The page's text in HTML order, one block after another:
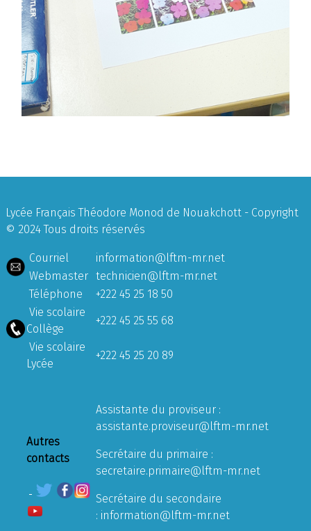
Lycée Français Théodore Monod de Nouakchott - Copyright
© 2024 Tous droits réservés
Courriel
information@lftm-mr.net
Webmaster technicien@lftm-mr.net
Téléphone
+222 45 25 18 50
Vie scolaire
Collège
+222 45 25 55 68
Vie scolaire
Lycée
+222 45 25 20 89
Autres
contacts
Assistante du proviseur :
assistante.proviseur@lftm-mr.net
Secrétaire du primaire :
secretaire.primaire@lftm-mr.net
Secrétaire du secondaire
: information@lftm-mr.net